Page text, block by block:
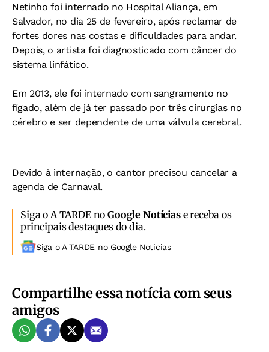
Netinho foi internado no Hospital Aliança, em
Salvador, no dia 25 de fevereiro, após reclamar de
fortes dores nas costas e dificuldades para andar.
Depois, o artista foi diagnosticado com câncer do
sistema linfático.
Em 2013, ele foi internado com sangramento no
fígado, além de já ter passado por três cirurgias no
cérebro e ser dependente de uma válvula cerebral.
Devido à internação, o cantor precisou cancelar a
agenda de Carnaval.
Siga o A TARDE noGoogle Notíciase receba os
principais destaques do dia.
Siga o A TARDE no Google Noticias
Compartilhe essa notícia com seus
amigos